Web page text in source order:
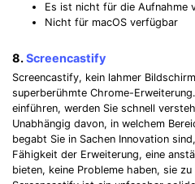
Es ist nicht für die Aufnahme
Nicht für macOS verfügbar
8.Screencastify
Screencastify, kein lahmer
superberühmte Chrome-
einführen, werden Sie schnell
Unabhängig davon, in welchem
begabt Sie in Sachen Innovation
Fähigkeit der Erweiterung, eine
bieten, keine Probleme haben, sie